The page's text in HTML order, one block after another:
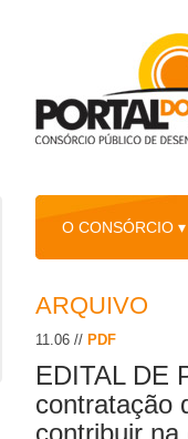
O CONSÓRCIO ▾
ARQUIVO
11.06 // PDF
EDITAL DE
contratação
contribuir